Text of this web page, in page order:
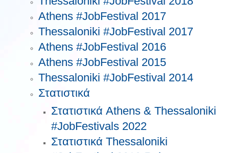
Athens #JobFestival 2017
Τhessaloniki #JobFestival 2017
Athens #JobFestival 2016
Athens #JobFestival 2015
Thessaloniki #JobFestival 2014
Στατιστικά
Στατιστικά Athens & Thessaloniki
#JobFestivals 2022
Στατιστικά Thessaloniki